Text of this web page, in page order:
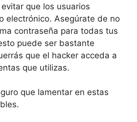
que los usuarios
electrónico. Asegúrate de no
contraseña para todas tus
puede ser bastante
que el hacker acceda a
que utilizas.
que lamentar en estas